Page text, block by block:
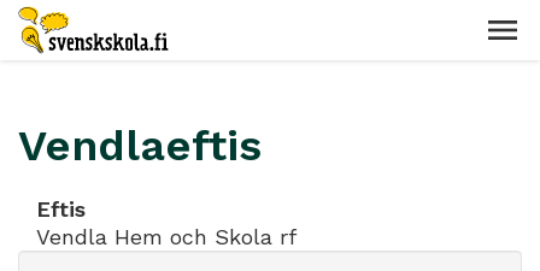
Vendlaeftis
Eftis
Vendla Hem och Skola rf